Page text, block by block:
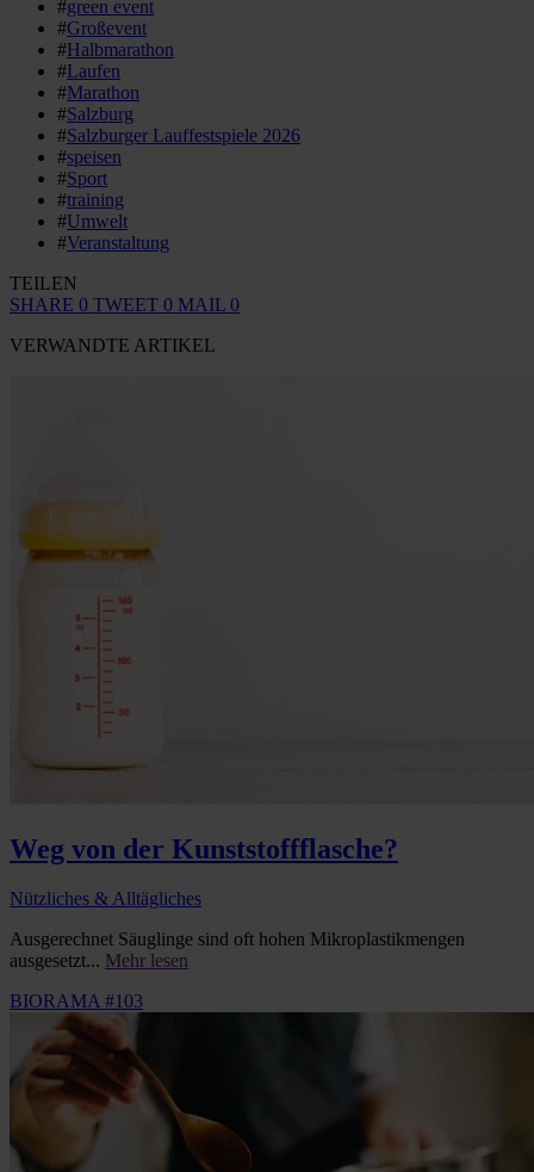
#green event
#Großevent
#Halbmarathon
#Laufen
#Marathon
#Salzburg
#Salzburger Lauffestspiele 2026
#speisen
#Sport
#training
#Umwelt
#Veranstaltung
TEILEN
SHARE 0 TWEET 0 MAIL 0
VERWANDTE ARTIKEL
Weg von der Kunststoffflasche?
Nützliches & Alltägliches
Ausgerechnet Säuglinge sind oft hohen Mikroplastikmengen
ausgesetzt... Mehr lesen
BIORAMA #103